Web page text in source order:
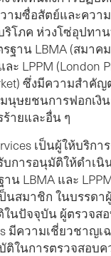
ามซื่อสัตย์และควา
โภค ห่วงโซ่อุปทา
ฐาน LBMA (สมาค
ะ LPPM (London
ซึ่งมีความสําคั
นุษยชนการฟอกเงิ
ายและอื่น ๆ
เป็นผู้ให้บริก
การอนุมัติให้ดำเนิ
น LBMA และ
นสมาชิก ในบรรดา
นปัจจุบัน ผู้ตรวจสอ
มีความเชี่ยวชาญเ
ติในการตรวจสอบ